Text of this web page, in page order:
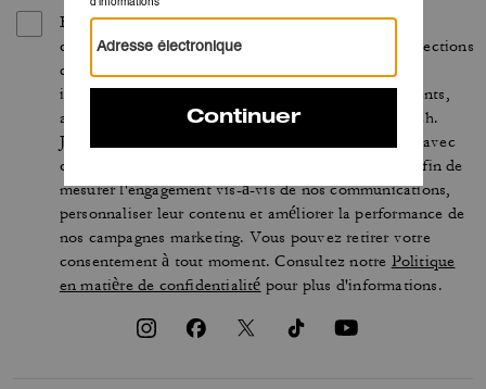
En vous inscrivant, vous acceptez de recevoir des
courriels personnalisés concernant les dernières collections
de Coach, ses offres et nouveautés, ainsi que des
informations sur la façon de participer aux événements,
aux concours ou aux promotions organisés par Coach.
J’accepte que Coach puisse suivre mes interactions avec
ces courriels (comme leur ouverture et leurs clics) afin de
mesurer l'engagement vis-à-vis de nos communications,
personnaliser leur contenu et améliorer la performance de
nos campagnes marketing. Vous pouvez retirer votre
consentement à tout moment. Consultez notre Politique
en matière de confidentialité pour plus d'informations.